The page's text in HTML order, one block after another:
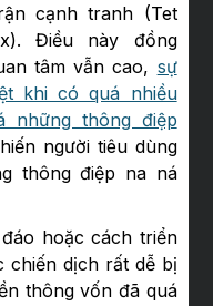
cạnh tranh (Tet
Điều này đồng
tâm vẫn cao, sự
khi có quá nhiều
những thông điệp
người tiêu dùng
thông điệp na ná
hoặc cách triển
chiến dịch rất dễ bị
thông vốn đã quá